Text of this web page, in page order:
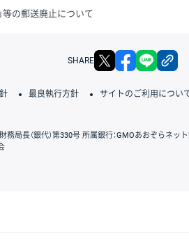
等の郵送廃止について
SHARE X
最良執行方針 サイトのご利用につい
局長（銀代）第330号 所属銀行：GMOあおぞらネッ